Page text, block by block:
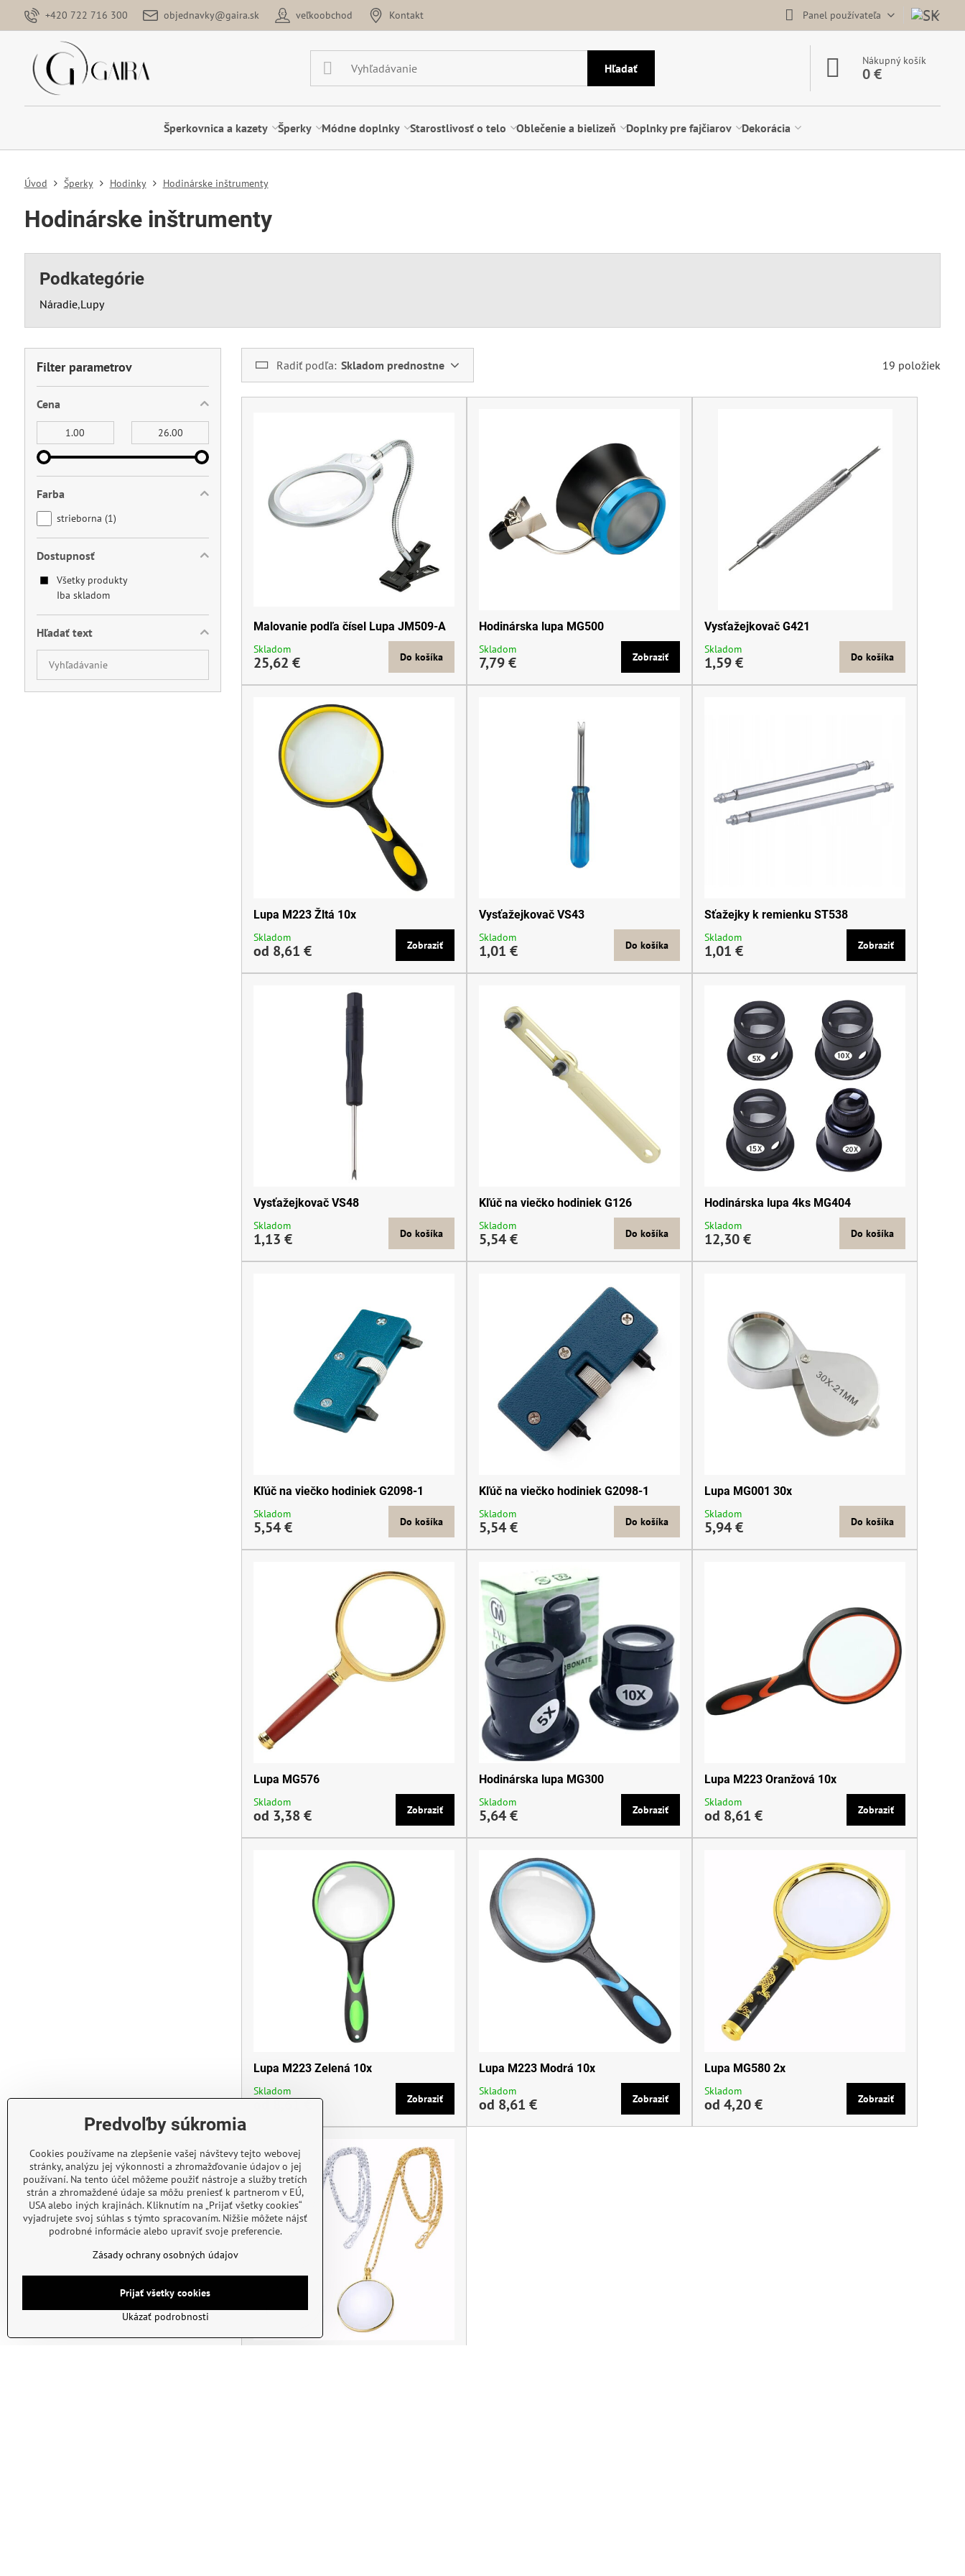
+420 722 716 300 objednavky@gaira.sk veľkoobchod Kontakt Panel používateľa
Hľadať
Nákupný košík
0 €
Šperkovnica a kazety Šperky Módne doplnky Starostlivosť o telo Oblečenie a bielizeň Doplnky pre fajčiarov Dekorácia
Úvod Šperky Hodinky Hodinárske inštrumenty
Hodinárske inštrumenty
Podkategórie
Náradie Lupy
Radiť podľa: Skladom prednostne 19 položiek
Malovanie podľa čísel Lupa JM509-A
Skladom
25,62 € Do košíka
Hodinárska lupa MG500
Skladom
7,79 € Zobraziť
Vysťažejkovač G421
Skladom
1,59 € Do košíka
Lupa M223 Žltá 10x
Skladom
od 8,61 € Zobraziť
Vysťažejkovač VS43
Skladom
1,01 € Do košíka
Sťažejky k remienku ST538
Skladom
1,01 € Zobraziť
Vysťažejkovač VS48
Skladom
1,13 € Do košíka
Kľúč na viečko hodiniek G126
Skladom
5,54 € Do košíka
Hodinárska lupa 4ks MG404
Skladom
12,30 € Do košíka
Kľúč na viečko hodiniek G2098-1
Skladom
5,54 € Do košíka
Kľúč na viečko hodiniek G2098-1
Skladom
5,54 € Do košíka
Lupa MG001 30x
Skladom
5,94 € Do košíka
Lupa MG576
Skladom
od 3,38 € Zobraziť
Hodinárska lupa MG300
Skladom
5,64 € Zobraziť
Lupa M223 Oranžová 10x
Skladom
od 8,61 € Zobraziť
Lupa M223 Zelená 10x
Skladom
od 8,61 € Zobraziť
Lupa M223 Modrá 10x
Skladom
od 8,61 € Zobraziť
Lupa MG580 2x
Skladom
od 4,20 € Zobraziť
Filter parametrov
Cena
Farba
strieborna (1)
Dostupnosť
Všetky produkty
Iba skladom
Hľadať text
Prehľadať
výsledky
filtra
Predvoľby súkromia
Cookies používame na zlepšenie vašej návštevy tejto webovej
stránky, analýzu jej výkonnosti a zhromažďovanie údajov o jej
používaní. Na tento účel môžeme použiť nástroje a služby tretích
strán a zhromaždené údaje sa môžu preniesť k partnerom v EÚ,
USA alebo iných krajinách. Kliknutím na „Prijať všetky cookies“
vyjadrujete svoj súhlas s týmto spracovaním. Nižšie môžete nájsť
podrobné informácie alebo upraviť svoje preferencie.
Zásady ochrany osobných údajov
Ukázať podrobnosti
Prijať všetky cookies